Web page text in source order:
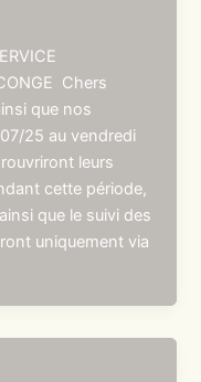
Chers
que nos
25 au vendredi
leurs
cette période,
que le suivi des
uniquement via